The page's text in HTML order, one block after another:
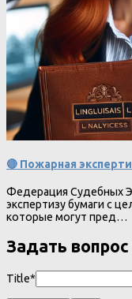
🔴 Пожарная
Федерация Судебных
экспертизу бумаги с
которые могут пред…
Задать
Title*